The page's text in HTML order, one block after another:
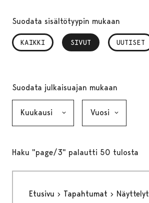
Suodata sisältötyypin mukaan
KAIKKI SIVUT
, VALITTU UUTISET
Suodata julkaisuajan mukaan
Haku "page/3" palautti 50 tulosta
Etusivu Tapahtumat Näyttelyt